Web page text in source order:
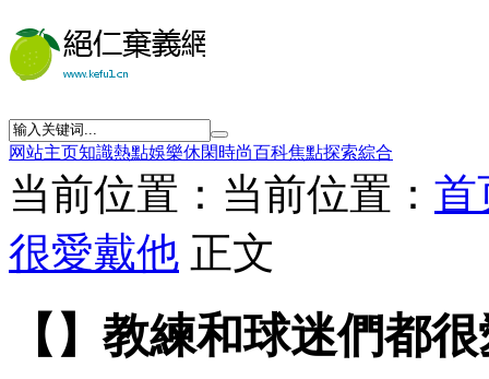
网站主页知識熱點娛樂休閑時尚百科焦點探索綜合
当前位置：当前位置： 首
很愛戴他 正文
【】教練和球迷們都